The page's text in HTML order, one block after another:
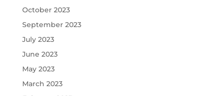
October 2023
September 2023
July 2023
June 2023
May 2023
March 2023